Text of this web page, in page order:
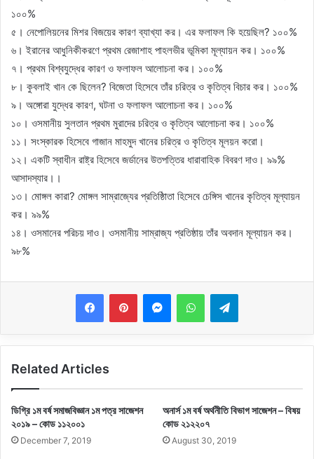
১০০%
৫। নেপোলিয়নের মিশর বিজয়ের কারণ ব্যাখ্যা কর। এর ফলাফল কি হয়েছিল? ১০০%
৬। ইরানের আধুনিকীকরণে প্রথম রেজাশাহ পাহলভীর ভূমিকা মূল্যায়ন কর। ১০০%
৭। প্রথম বিশ্বযুদ্ধের কারণ ও ফলাফল আলোচনা কর। ১০০%
৮। কুবলাই খান কে ছিলেন? বিজেতা হিসেবে তাঁর চরিত্র ও কৃতিত্ব বিচার কর। ১০০%
৯। অঙ্গোরা যুদ্ধের কারণ, ঘটনা ও ফলাফল আলোচনা কর। ১০০%
১০। ওসমানীয় সুলতান প্রথম মুরাদের চরিত্র ও কৃতিত্ব আলোচনা কর। ১০০%
১১। সংস্কারক হিসেবে গাজান মাহমুদ খানের চরিত্র ও কৃতিত্ব মূলয়ন করো।
১২। একটি স্বাধীন রাষ্ট্র হিসেবে জর্ডানের উতপত্তির ধারাবাহিক বিবরণ দাও। ৯৯%
আসাদস্যার।।
১৩। মোঙ্গল কারা? মোঙ্গল সাম্রাজ্যের প্রতিষ্ঠিাতা হিসেবে চেঙ্গিস খানের কৃতিত্ব মূল্যায়ন
কর। ৯৯%
১৪। ওসমানের পরিচয় দাও। ওসমানীয় সাম্রাজ্য প্রতিষ্ঠায় তাঁর অবদান মূল্যায়ন কর।
৯৮%
MessengerWhatsAppTelegram
Related Articles
ডিগ্রি ১ম বর্ষ সমাজবিজ্ঞান ১ম পত্র সাজেশন
২০১৯ – কোড ১১২০০১
December 7, 2019
অনার্স ১ম বর্ষ অর্থনীতি বিভাগ সাজেশন – বিষয়
কোড ২১২২০৭
August 30, 2019